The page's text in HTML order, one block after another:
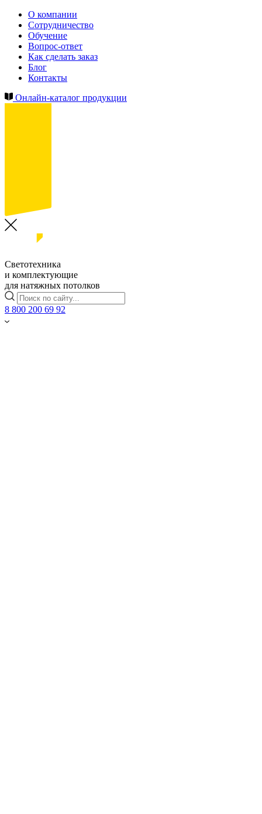
О компании
Сотрудничество
Обучение
Вопрос-ответ
Как сделать заказ
Блог
Контакты
Онлайн-каталог продукции
Светотехника
и комплектующие
для натяжных потолков
8 800 200 69 92